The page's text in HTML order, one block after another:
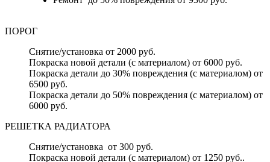
ПОРОГ
Снятие/установка от 2000 руб.
Покраска новой детали (с материалом) от 6000 руб.
Покраска детали до 30% повреждения (с материалом) от
6500 руб.
Покраска детали до 50% повреждения (с материалом) от
6000 руб.
РЕШЕТКА РАДИАТОРА
Снятие/установка от 300 руб.
Покраска новой детали (с материалом) от 1250 руб..